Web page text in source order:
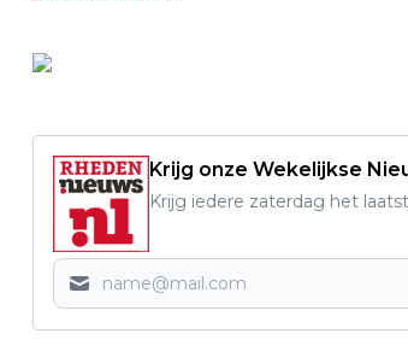
Krijg onze Wekelijkse
Krijg iedere zaterdag het